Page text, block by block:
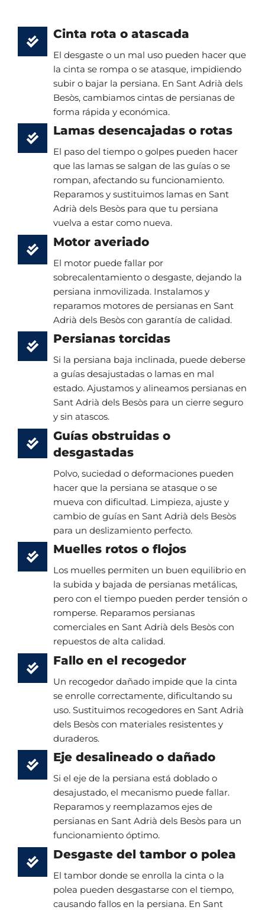
Cinta rota o atascada
El desgaste o un mal uso pueden hacer que
la cinta se rompa o se atasque, impidiendo
subir o bajar la persiana. En Sant Adrià dels
Besòs, cambiamos cintas de persianas de
forma rápida y económica.
Lamas desencajadas o rotas
El paso del tiempo o golpes pueden hacer
que las lamas se salgan de las guías o se
rompan, afectando su funcionamiento.
Reparamos y sustituimos lamas en Sant
Adrià dels Besòs para que tu persiana
vuelva a estar como nueva.
Motor averiado
El motor puede fallar por
sobrecalentamiento o desgaste, dejando la
persiana inmovilizada. Instalamos y
reparamos motores de persianas en Sant
Adrià dels Besòs con garantía de calidad.
Persianas torcidas
Si la persiana baja inclinada, puede deberse
a guías desajustadas o lamas en mal
estado. Ajustamos y alineamos persianas en
Sant Adrià dels Besòs para un cierre seguro
y sin atascos.
Guías obstruidas o
desgastadas
Polvo, suciedad o deformaciones pueden
hacer que la persiana se atasque o se
mueva con dificultad. Limpieza, ajuste y
cambio de guías en Sant Adrià dels Besòs
para un deslizamiento perfecto.
Muelles rotos o flojos
Los muelles permiten un buen equilibrio en
la subida y bajada de persianas metálicas,
pero con el tiempo pueden perder tensión o
romperse. Reparamos persianas
comerciales en Sant Adrià dels Besòs con
repuestos de alta calidad.
Fallo en el recogedor
Un recogedor dañado impide que la cinta
se enrolle correctamente, dificultando su
uso. Sustituimos recogedores en Sant Adrià
dels Besòs con materiales resistentes y
duraderos.
Eje desalineado o dañado
Si el eje de la persiana está doblado o
desajustado, el mecanismo puede fallar.
Reparamos y reemplazamos ejes de
persianas en Sant Adrià dels Besòs para un
funcionamiento óptimo.
Desgaste del tambor o polea
El tambor donde se enrolla la cinta o la
polea pueden desgastarse con el tiempo,
causando fallos en la persiana. En Sant